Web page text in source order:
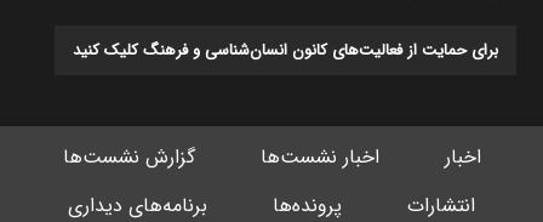
برای حمایت از فعالیت‌های کانون انسان‌شناسی و فرهنگ کلیک کنید
اخبار اخبار نشست‌ها
گزارش نشست‌ها
انتشارات
پرونده‌ها
برنامه‌های دیداری